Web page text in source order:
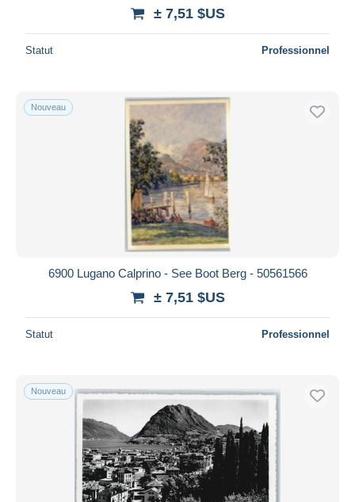
± 7,51 $US
Statut Professionnel
Nouveau
6900 Lugano Calprino - See Boot Berg - 50561566
± 7,51 $US
Statut Professionnel
Nouveau